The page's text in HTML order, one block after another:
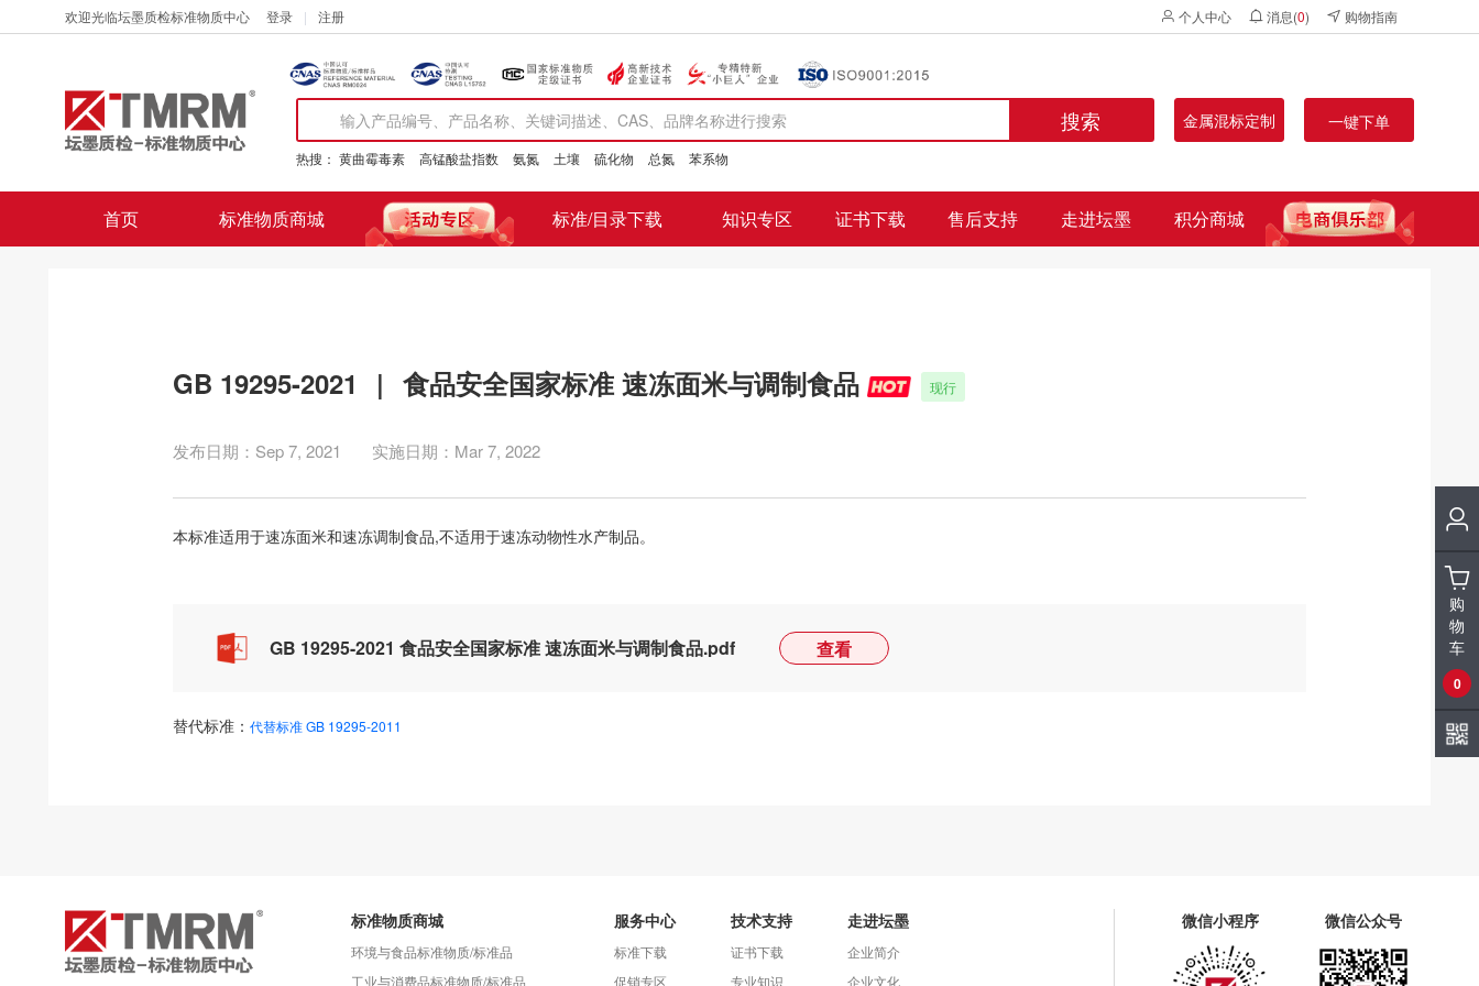
欢迎光临坛墨质检标准物质中心 登录 注册 个人中心 消息(0) 购物指南
搜索 金属混标定制 一键下单
热搜： 黄曲霉毒素 高锰酸盐指数 氨氮 土壤 硫化物 总氮 苯系物
首页 标准物质商城 标准/目录下载 知识专区 证书下载 售后支持 走进坛墨 积分商城
GB 19295-2021 | 食品安全国家标准 速冻面米与调制食品 现行
发布日期：Sep 7, 2021 实施日期：Mar 7, 2022
本标准适用于速冻面米和速冻调制食品,不适用于速冻动物性水产制品。
GB 19295-2021 食品安全国家标准 速冻面米与调制食品.pdf 查看
替代标准： 代替标准 GB 19295-2011
标准物质商城
环境与食品标准物质/标准品
工业与消费品标准物质/标准品
服务中心
标准下载
促销专区
技术支持
证书下载
专业知识
走进坛墨
企业简介
企业文化
微信小程序 微信公众号
购
物
车
0